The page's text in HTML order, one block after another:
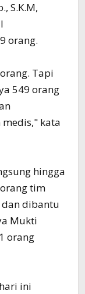
S.K.M,
orang.
Tapi
549 orang
kata
hingga
tim
dan dibantu
Mukti
orang
ini